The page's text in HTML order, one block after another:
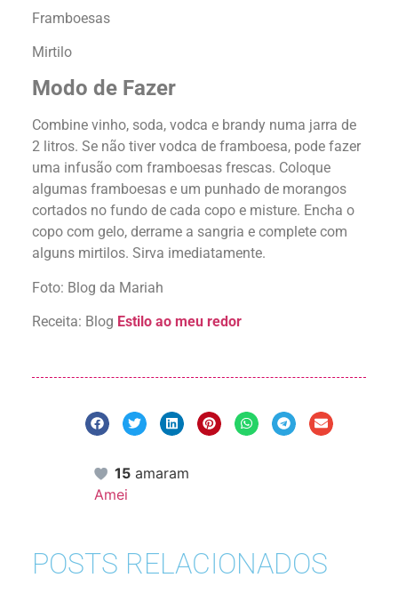
Framboesas
Mirtilo
Modo de Fazer
Combine vinho, soda, vodca e brandy numa jarra de
2 litros. Se não tiver vodca de framboesa, pode fazer
uma infusão com framboesas frescas. Coloque
algumas framboesas e um punhado de morangos
cortados no fundo de cada copo e misture. Encha o
copo com gelo, derrame a sangria e complete com
alguns mirtilos. Sirva imediatamente.
Foto: Blog da Mariah
Receita: Blog Estilo ao meu redor
15 amaram
Amei
POSTS RELACIONADOS